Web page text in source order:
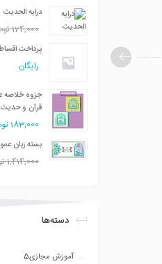
درایه الحدیث
124,000
پرداخت
رایگان
جزوه خلاصه
قرآن و حدیث
183,000
بسته زبان
1,414,000
دسته‌ها
آموزش مجازی5